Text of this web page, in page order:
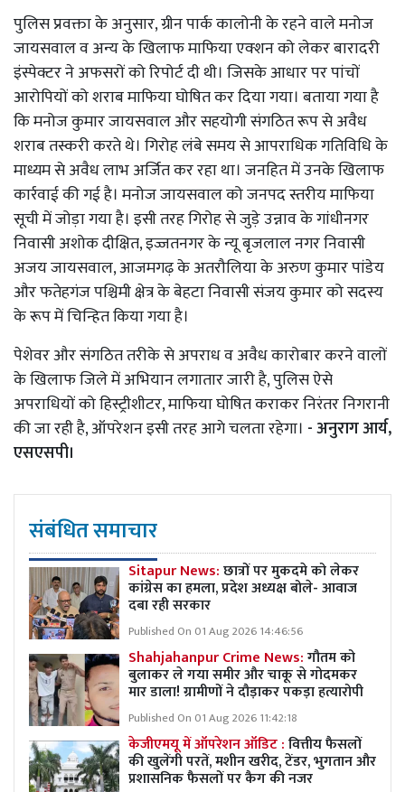
पुलिस प्रवक्ता के अनुसार, ग्रीन पार्क कालोनी के रहने वाले मनोज
जायसवाल व अन्य के खिलाफ माफिया एक्शन को लेकर बारादरी
इंस्पेक्टर ने अफसरों को रिपोर्ट दी थी। जिसके आधार पर पांचों
आरोपियों को शराब माफिया घोषित कर दिया गया। बताया गया है
कि मनोज कुमार जायसवाल और सहयोगी संगठित रूप से अवैध
शराब तस्करी करते थे। गिरोह लंबे समय से आपराधिक गतिविधि के
माध्यम से अवैध लाभ अर्जित कर रहा था। जनहित में उनके खिलाफ
कार्रवाई की गई है। मनोज जायसवाल को जनपद स्तरीय माफिया
सूची में जोड़ा गया है। इसी तरह गिरोह से जुड़े उन्नाव के गांधीनगर
निवासी अशोक दीक्षित, इज्जतनगर के न्यू बृजलाल नगर निवासी
अजय जायसवाल, आजमगढ़ के अतरौलिया के अरुण कुमार पांडेय
और फतेहगंज पश्चिमी क्षेत्र के बेहटा निवासी संजय कुमार को सदस्य
के रूप में चिन्हित किया गया है।
पेशेवर और संगठित तरीके से अपराध व अवैध कारोबार करने वालों
के खिलाफ जिले में अभियान लगातार जारी है, पुलिस ऐसे
अपराधियों को हिस्ट्रीशीटर, माफिया घोषित कराकर निरंतर निगरानी
की जा रही है, ऑपरेशन इसी तरह आगे चलता रहेगा। - अनुराग आर्य,
एसएसपी।
संबंधित समाचार
Sitapur News:छात्रों पर मुकदमे को लेकर
कांग्रेस का हमला, प्रदेश अध्यक्ष बोले- आवाज
दबा रही सरकार
Published On 01 Aug 2026 14:46:56
Shahjahanpur Crime News:गौतम को
बुलाकर ले गया समीर और चाकू से गोदमकर
मार डाला! ग्रामीणों ने दौड़ाकर पकड़ा हत्यारोपी
Published On 01 Aug 2026 11:42:18
केजीएमयू में ऑपरेशन ऑडिट :वित्तीय फैसलों
की खुलेंगी परतें, मशीन खरीद, टेंडर, भुगतान और
प्रशासनिक फैसलों पर कैग की नजर